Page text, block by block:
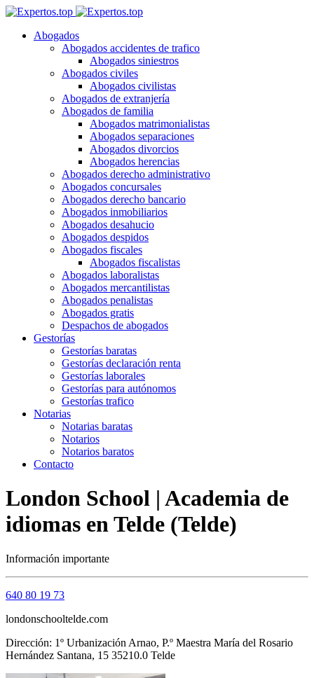
Abogados
Abogados accidentes de trafico
Abogados siniestros
Abogados civiles
Abogados civilistas
Abogados de extranjería
Abogados de familia
Abogados matrimonialistas
Abogados separaciones
Abogados divorcios
Abogados herencias
Abogados derecho administrativo
Abogados concursales
Abogados derecho bancario
Abogados inmobiliarios
Abogados desahucio
Abogados despidos
Abogados fiscales
Abogados fiscalistas
Abogados laboralistas
Abogados mercantilistas
Abogados penalistas
Abogados gratis
Despachos de abogados
Gestorías
Gestorías baratas
Gestorías declaración renta
Gestorías laborales
Gestorías para autónomos
Gestorías trafico
Notarias
Notarias baratas
Notarios
Notarios baratos
Contacto
London School | Academia de
idiomas en Telde (Telde)
Información importante
640 80 19 73
londonschooltelde.com
Dirección: 1º Urbanización Arnao, P.º Maestra María del Rosario
Hernández Santana, 15 35210.0 Telde